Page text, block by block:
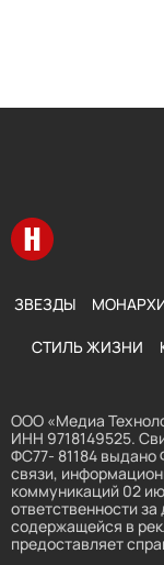
Перейти на
ЗВЕЗДЫ
СТИЛЬ ЖИЗНИ
ООО «Медиа
ИНН 9718149525.
ФС77- 81184 выдано
связи,
коммуникаций 02
ответственности
содержащейся в
предоставляет